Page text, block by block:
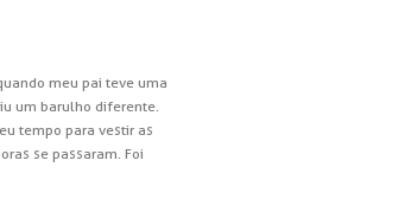
meu pai teve uma
um barulho diferente.
tempo para vestir as
se passaram. Foi